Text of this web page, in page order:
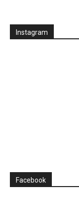
Instagram
Facebook